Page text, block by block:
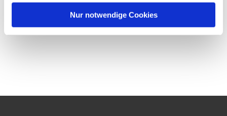
Nur notwendige Cookies